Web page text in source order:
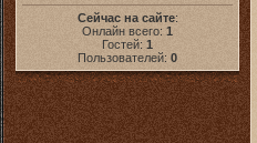
Сейчас на сайте:
Онлайн всего: 1
Гостей: 1
Пользователей: 0